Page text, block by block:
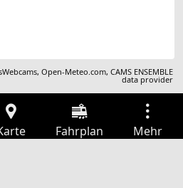
,Open-Meteo.com,CAMS ENSEMBLE
data provider
Fahrplan Mehr